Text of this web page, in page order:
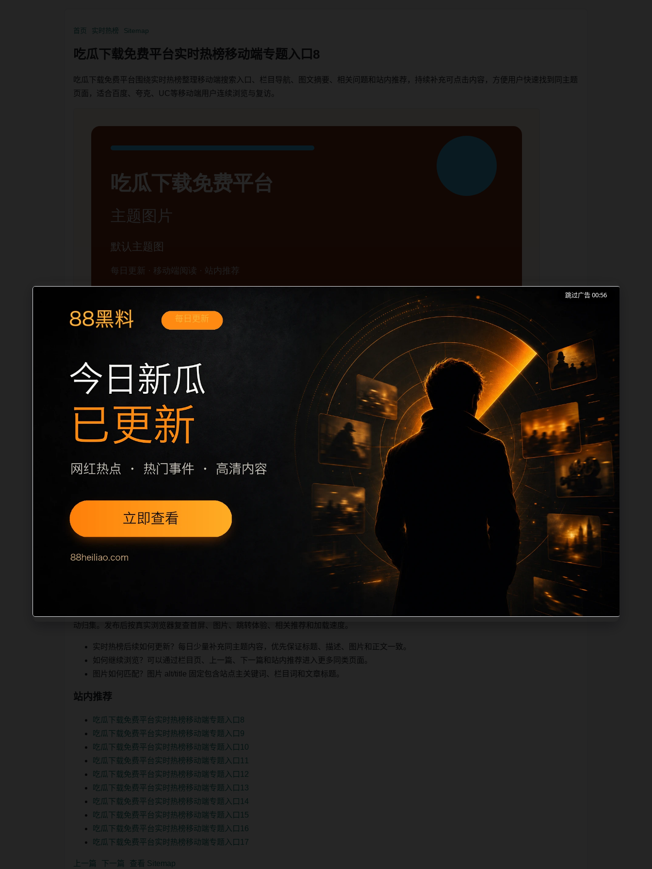
首页 实时热榜 Sitemap
吃瓜下载免费平台实时热榜移动端专题入口8
吃瓜下载免费平台围绕实时热榜整理移动端搜索入口、栏目导航、图文摘要、相关问题和站内推荐，持续补充可点击内容，方便用户快速找到同主题
页面，适合百度、夸克、UC等移动端用户连续浏览与复访。
吃瓜下载免费平台实时热榜移动端专题入口8面向移动端用户的连续浏览场景整理，核心围绕吃瓜下载免费平台、实时热榜和同类长尾需求展开。页
面先给出清晰主题，再把相关入口、同类推荐和上下文说明放在同一层级，减少用户来回搜索的成本。内容更新时优先保留真实可点击入口、稳定标
题、明确描述和本地主题图，避免只堆关键词而没有可读信息。第8篇内容用于补齐栏目深度，同时帮助 sitemap、栏目页、首页推荐形成更自然的
内链关系。图片说明统一绑定站点主关键词、栏目词和文章标题，让搜索引擎能够从标题、正文、图片 alt、title 之间识别一
栏目内容归集
致主题。后续每日采集时，建议继续执行远程图片本地化、坏图默认图兜底、标题去重和 description 长度过滤。如果同一主题下有多个相近页面，
应通过不同角度补充事件背景、访问场景、相关问题或专题入口，降低站群页面之间的重复感。页面底部保留同类推荐、上一篇下一篇和 sitemap 入
口，保证重要页面点击深度尽量控制在三次以内。正文维护时可按用户搜索路径补充三类信息：入口是否稳定、同栏目还有哪些可继续阅读、移动端
打开时图片和摘要是否一致。每次新增内容后同步检查标题、description、canonical、主题图、alt、title和推荐链接，确保页面既能被搜索引擎理
解，也能让真实用户顺着栏目
继续浏览。同站连续更新时避免重复标题和重复首段，优先补充不同关键词、不同栏目词和不同问题角度。栏目页则保留清晰入口，方便后续专题自
动归集。发布后按真实浏览器复查首屏、图片、跳转体验、相关推荐和加载速度。
实时热榜后续如何更新？每日少量补充同主题内容，优先保证标题、描述、图片和正文一致。
如何继续浏览？可以通过栏目页、上一篇、下一篇和站内推荐进入更多同类页面。
图片如何匹配？图片 alt/title 固定包含站点主关键词、栏目词和文章标题。
站内推荐
吃瓜下载免费平台实时热榜移动端专题入口8
吃瓜下载免费平台实时热榜移动端专题入口9
吃瓜下载免费平台实时热榜移动端专题入口10
吃瓜下载免费平台实时热榜移动端专题入口11
吃瓜下载免费平台实时热榜移动端专题入口12
吃瓜下载免费平台实时热榜移动端专题入口13
吃瓜下载免费平台实时热榜移动端专题入口14
吃瓜下载免费平台实时热榜移动端专题入口15
吃瓜下载免费平台实时热榜移动端专题入口16
吃瓜下载免费平台实时热榜移动端专题入口17
上一篇 下一篇 查看 Sitemap
跳过广告 00:56